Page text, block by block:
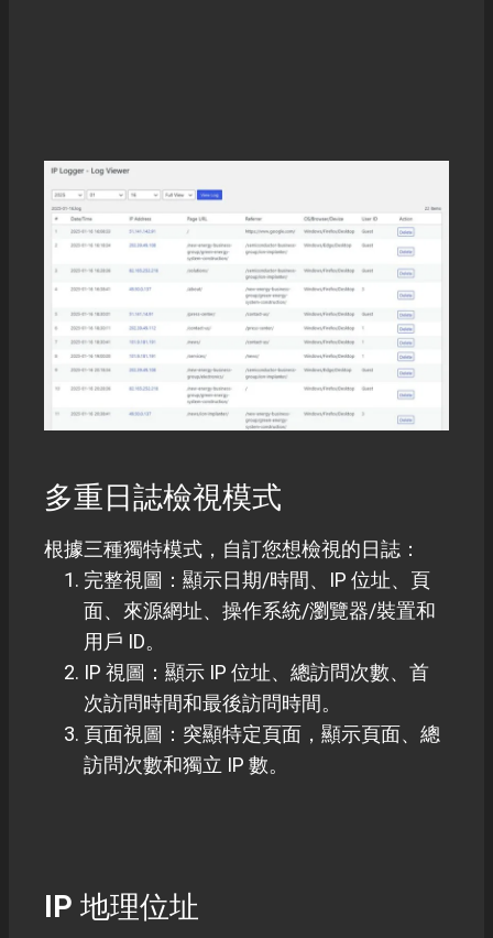
多重日誌檢視模式
根據三種獨特模式，自訂您想檢視的日誌：
完整視圖：顯示日期/時間、IP 位址、頁
面、來源網址、操作系統/瀏覽器/裝置和
用戶 ID。
IP 視圖：顯示 IP 位址、總訪問次數、首
次訪問時間和最後訪問時間。
頁面視圖：突顯特定頁面，顯示頁面、總
訪問次數和獨立 IP 數。
IP 地理位址